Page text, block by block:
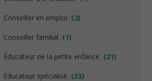
Conseiller en emploi (2)
Conseiller familial (1)
Éducateur de la petite enfance (21)
Éducateur spécialisé (33)